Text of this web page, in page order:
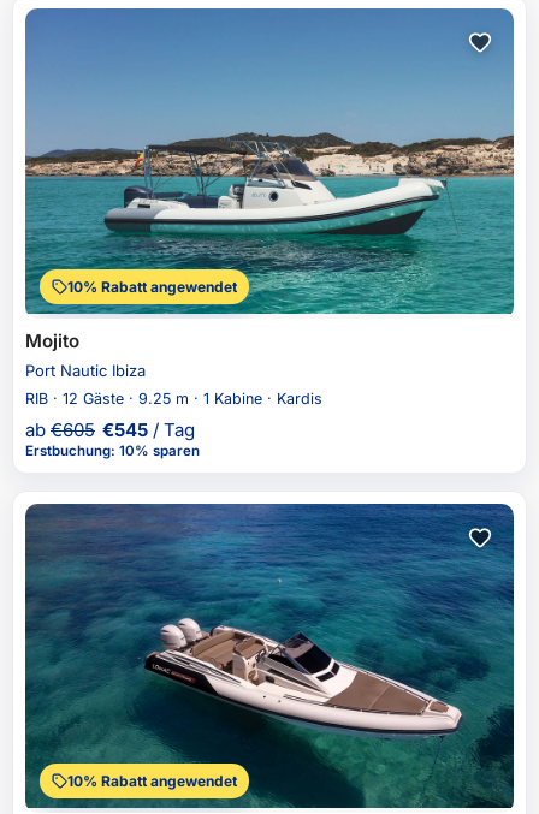
10% Rabatt angewendet
Mojito
Port Nautic Ibiza
RIB · 12 Gäste · 9.25 m · 1 Kabine · Kardis
ab €605 €545 / Tag
Erstbuchung: 10% sparen
10% Rabatt angewendet